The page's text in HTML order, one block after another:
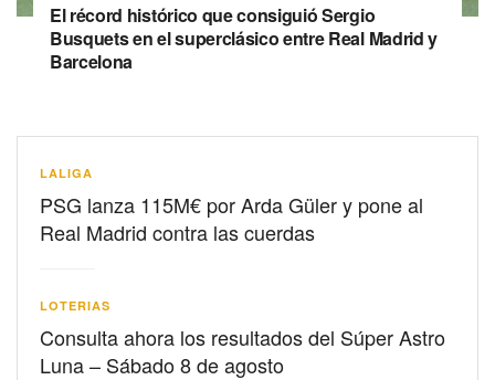
El récord histórico que consiguió Sergio
Busquets en el superclásico entre Real Madrid y
Barcelona
LALIGA
PSG lanza 115M€ por Arda Güler y pone al
Real Madrid contra las cuerdas
LOTERIAS
Consulta ahora los resultados del Súper Astro
Luna – Sábado 8 de agosto